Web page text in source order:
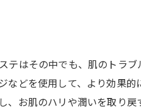
テはその中でも、肌のトラ
どを使用して、より効果的
お肌のハリや潤いを取り戻